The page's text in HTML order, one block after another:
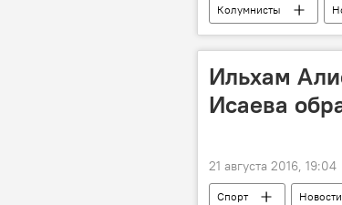
Колумнисты
Ильхам
Исаева
21 августа 2016, 19:04
Спорт Новости